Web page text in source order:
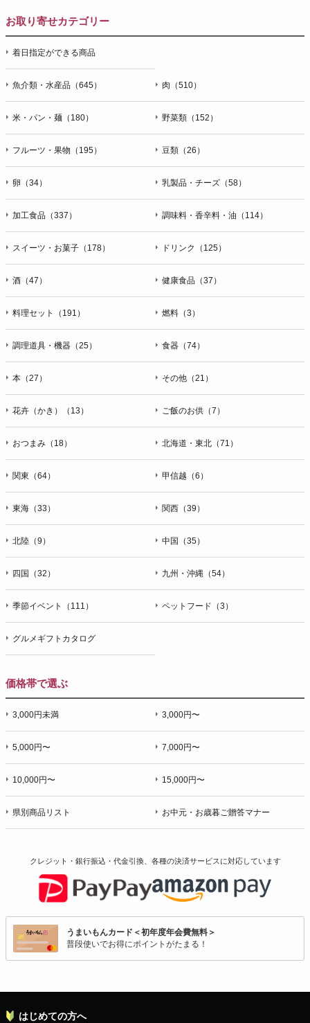
お取り寄せカテゴリー
着日指定ができる商品
魚介類・水産品（645） 肉（510）
米・パン・麺（180） 野菜類（152）
フルーツ・果物（195） 豆類（26）
卵（34） 乳製品・チーズ（58）
加工食品（337） 調味料・香辛料・油（114）
スイーツ・お菓子（178） ドリンク（125）
酒（47） 健康食品（37）
料理セット（191） 燃料（3）
調理道具・機器（25） 食器（74）
本（27） その他（21）
花卉（かき）（13） ご飯のお供（7）
おつまみ（18） 北海道・東北（71）
関東（64） 甲信越（6）
東海（33） 関西（39）
北陸（9） 中国（35）
四国（32） 九州・沖縄（54）
季節イベント（111） ペットフード（3）
グルメギフトカタログ
価格帯で選ぶ
3,000円未満 3,000円〜
5,000円〜 7,000円〜
10,000円〜 15,000円〜
県別商品リスト お中元・お歳暮ご贈答マナー
クレジット・銀行振込・代金引換、各種の決済サービスに対応しています
うまいもんカード＜初年度年会費無料＞
普段使いでお得にポイントがたまる！
はじめての方へ